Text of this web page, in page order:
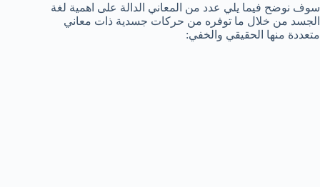
سوف نوضح فيما يلي عدد من المعاني الدالة على اهمية لغة
الجسد من خلال ما توفره من حركات جسدية ذات معاني
متعددة منها الحقيقي والخفي: